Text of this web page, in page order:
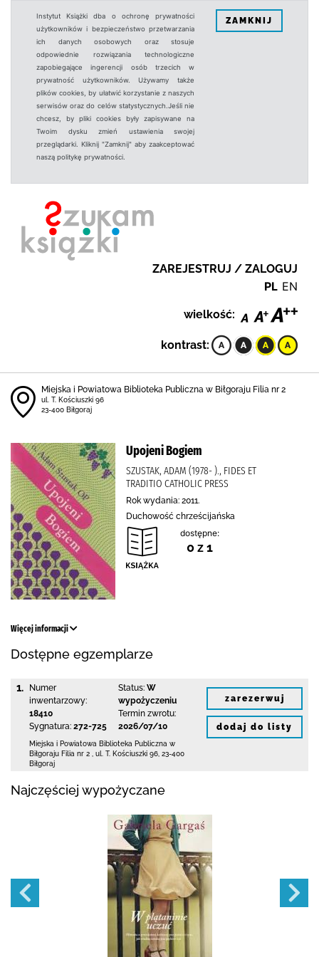
Instytut Książki dba o ochronę prywatności
użytkowników i bezpieczeństwo przetwarzania
ich danych osobowych oraz stosuje
odpowiednie rozwiązania technologiczne
zapobiegające ingerencji osób trzecich w
prywatność użytkowników. Używamy także
plików cookies, by ułatwić korzystanie z naszych
serwisów oraz do celów statystycznych.Jeśli nie
chcesz, by pliki cookies były zapisywane na
Twoim dysku zmień ustawienia swojej
przeglądarki. Kliknij "Zamknij" aby zaakceptować
naszą politykę prywatności.
ZAMKNIJ
ZAREJESTRUJ / ZALOGUJ
PL EN
wielkość:
kontrast:
Miejska i Powiatowa Biblioteka Publiczna w Biłgoraju Filia nr 2
ul. T. Kościuszki 96
23-400 Biłgoraj
Upojeni Bogiem
SZUSTAK, ADAM (1978- )., FIDES ET
TRADITIO CATHOLIC PRESS
Rok wydania: 2011.
Duchowość chrześcijańska
dostępne:
0 z 1
Więcej informacji
Dostępne egzemplarze
1.
Numer
inwentarzowy:
18410
Sygnatura: 272-725
Status: W
wypożyczeniu
Termin zwrotu:
2026/07/10
Miejska i Powiatowa Biblioteka Publiczna w
Biłgoraju Filia nr 2
ul. T. Kościuszki 96 23-400
Biłgoraj
zarezerwuj
dodaj do listy
Najczęściej wypożyczane